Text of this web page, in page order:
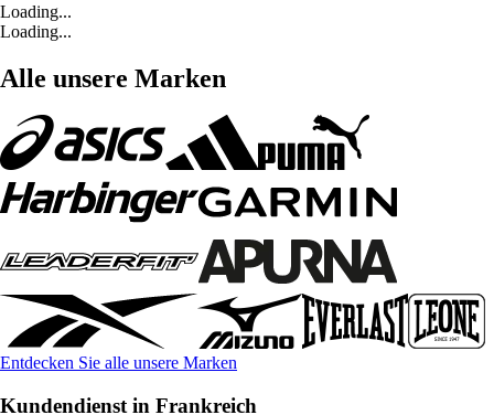
Loading...
Loading...
Alle unsere Marken
Entdecken Sie alle unsere Marken
Kundendienst in Frankreich